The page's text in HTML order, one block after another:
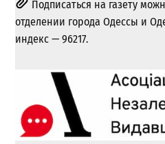
Подписаться на газету
отделении города Одессы и
индекс — 96217.